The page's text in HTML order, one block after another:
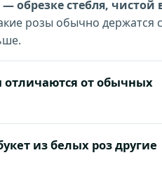
обрезке стебля, чистой
розы обычно держатся
от обычных
из белых роз другие